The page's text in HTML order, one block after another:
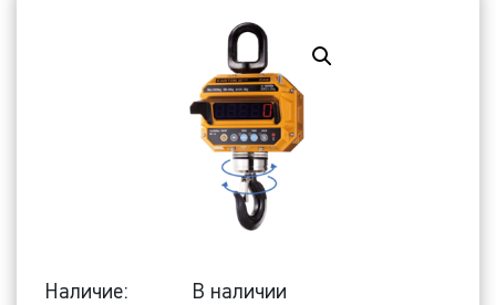
Наличие:
В наличии